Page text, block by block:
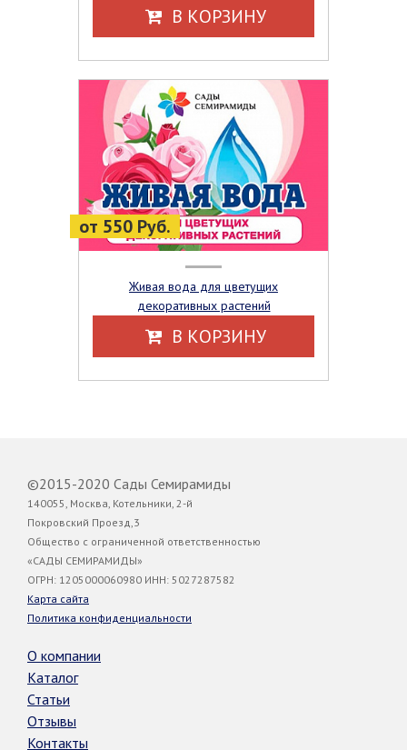
В КОРЗИНУ
от 550 Руб.
Живая вода для цветущих
декоративных растений
В КОРЗИНУ
©2015-2020 Сады Семирамиды
140055, Москва, Котельники, 2-й
Покровский Проезд,3
Общество с ограниченной ответственностью
«САДЫ СЕМИРАМИДЫ»
ОГРН: 1205000060980 ИНН: 5027287582
Карта сайта
Политика конфиденциальности
О компании
Каталог
Статьи
Отзывы
Контакты